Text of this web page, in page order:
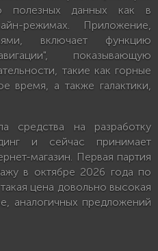
полезных данных как в
режимах. Приложение,
включает функцию
показывающую
такие как горные
время, а также галактики,
средства на разработку
и сейчас принимает
магазин. Первая партия
в октябре 2026 года по
цена довольно высокая
аналогичных предложений